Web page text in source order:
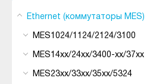
Ethernet (коммутаторы MES)
MES1024/1124/2124/3100
MES14xx/24xx/3400-xx/37xx
MES23xx/33xx/35xx/5324